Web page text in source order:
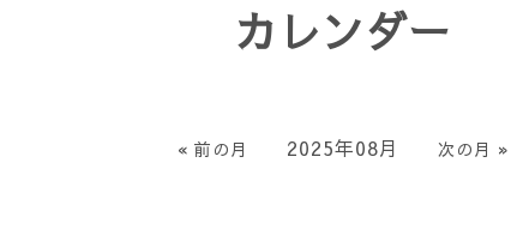
カレンダー
« 前の月 2025年08月 次の月 »